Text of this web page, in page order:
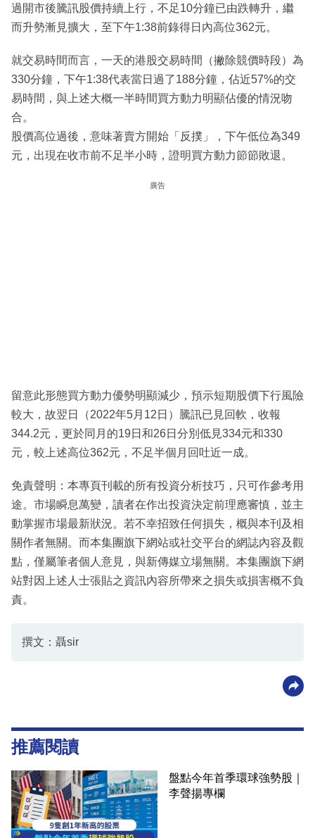
過開市後騰訊股價持續上行，不足10分鐘已由跌轉升，繼
而升勢漸見擴大，至下午1:38前錄得日內高位362元。
就交易時間而言，一天的港股交易時間（撇除競價時段）為
330分鐘，下午1:38代表當日過了188分鐘，佔近57%的交
易時間，與上述大概一半時間買方動力明顯佔優的情況吻
合。
股價高位過後，意味著賣方開始「反撲」，下午低位為349
元，出現在收市前不足半小時，證明買方動力節節敗退。
廣告
留意此形態買方動力優勢明顯減少，預示短期股價下行風險
較大，故翌日（2022年5月12日）騰訊已見回軟，收報
344.2元，更於同月的19日和26日分別低見334元和330
元，較上述高位362元，不足半個月回吐近一成。
免責聲明：本專頁刊載的所有投資分析技巧，只可作參考用
途。市場瞬息萬變，讀者在作出投資決定前理應審慎，並主
動掌握市場最新狀況。若不幸招致任何損失，概與本刊及相
關作者無關。而本集團旗下網站或社交平台的網誌內容及觀
點，僅屬筆者個人意見，與新傳媒立場無關。本集團旗下網
站對因上述人士張貼之資訊內容所帶來之損失或損害概不負
責。
撰文：聶sir
推薦閱讀
盤點今年首季環球強勢股｜
李聲揚專欄